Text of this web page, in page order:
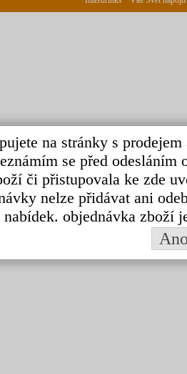
na stránky s
se před
či přistupovala ke zde
nelze přidávat ani
objednávka zboží